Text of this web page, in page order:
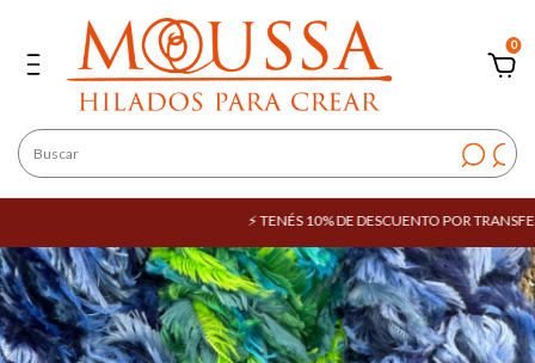
0
⚡ TENÉS 10% DE DESCUENTO POR